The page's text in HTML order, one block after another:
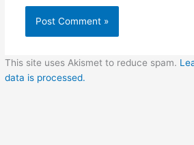
This site uses Akismet to reduce spam.
data is processed.